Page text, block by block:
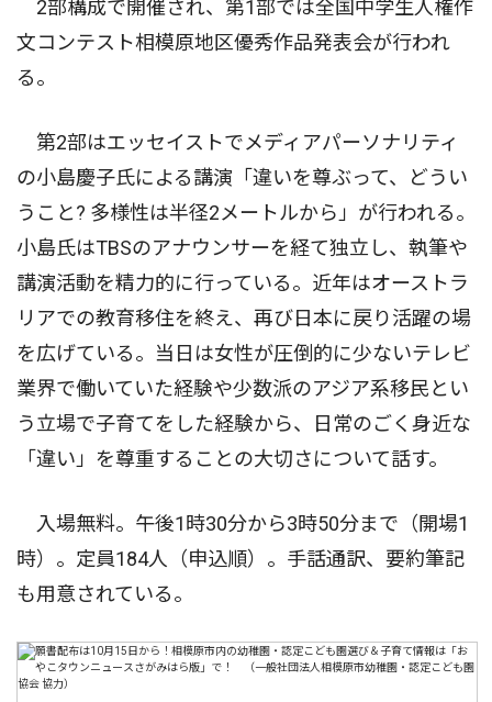
2部構成で開催され、第1部では全国中学生人権作
文コンテスト相模原地区優秀作品発表会が行われ
る。
第2部はエッセイストでメディアパーソナリティ
の小島慶子氏による講演「違いを尊ぶって、どうい
うこと? 多様性は半径2メートルから」が行われる。
小島氏はTBSのアナウンサーを経て独立し、執筆や
講演活動を精力的に行っている。近年はオーストラ
リアでの教育移住を終え、再び日本に戻り活躍の場
を広げている。当日は女性が圧倒的に少ないテレビ
業界で働いていた経験や少数派のアジア系移民とい
う立場で子育てをした経験から、日常のごく身近な
「違い」を尊重することの大切さについて話す。
入場無料。午後1時30分から3時50分まで（開場1
時）。定員184人（申込順）。手話通訳、要約筆記
も用意されている。